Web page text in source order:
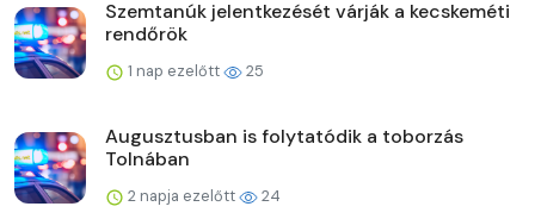
Szemtanúk jelentkezését várják a kecskeméti
rendőrök
1 nap ezelőtt 25
Augusztusban is folytatódik a toborzás
Tolnában
2 napja ezelőtt 24